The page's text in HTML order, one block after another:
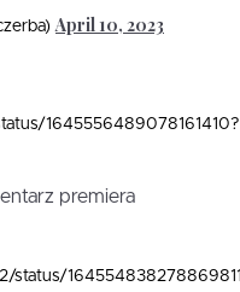
April 10, 2023
1645556489078161410?
premiera
status/